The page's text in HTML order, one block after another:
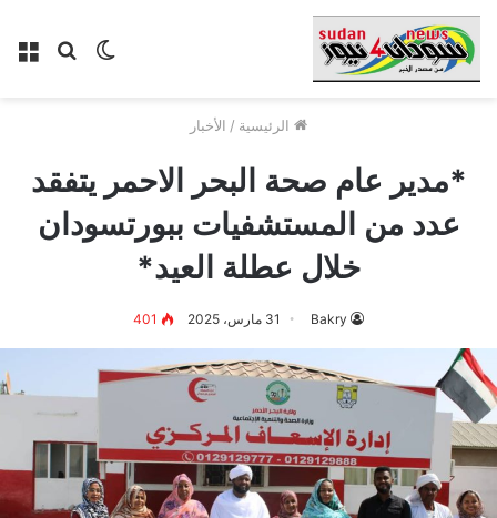
بحث الوضع
الرئيسية / الأخبار
*مدير عام صحة البحر الاحمر يتفقد
عدد من المستشفيات ببورتسودان
خلال عطلة العيد*
Bakry 31 مارس، 2025 401